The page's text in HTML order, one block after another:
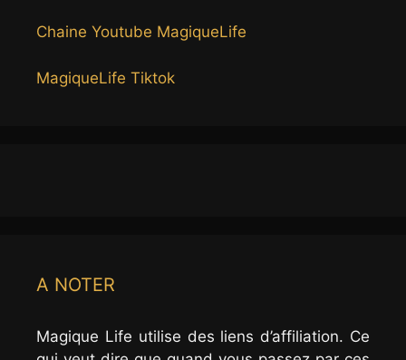
Chaine Youtube MagiqueLife
MagiqueLife Tiktok
A NOTER
Magique Life utilise des liens d’affiliation. Ce